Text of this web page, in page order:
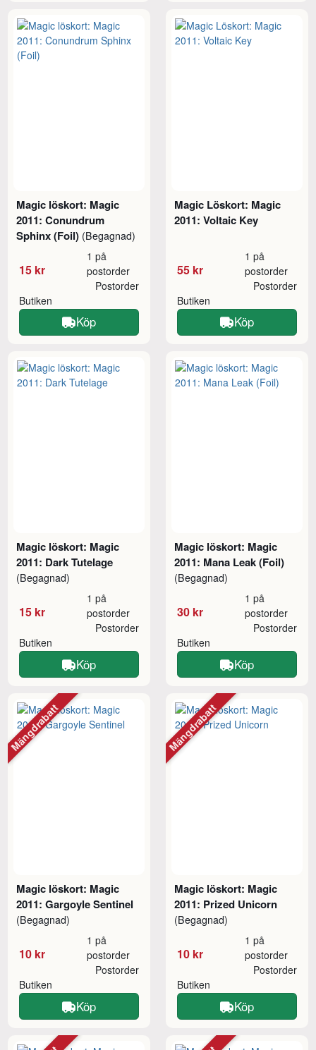
Magic löskort: Magic
2011: Conundrum
Sphinx (Foil) (Begagnad)
15 kr
1 på
postorder
Butiken
Postorder
Köp
Magic Löskort: Magic
2011: Voltaic Key
55 kr
1 på
postorder
Butiken
Postorder
Köp
Magic löskort: Magic
2011: Dark Tutelage
(Begagnad)
15 kr
1 på
postorder
Butiken
Postorder
Köp
Magic löskort: Magic
2011: Mana Leak (Foil)
(Begagnad)
30 kr
1 på
postorder
Butiken
Postorder
Köp
Magic löskort: Magic
2011: Gargoyle Sentinel
(Begagnad)
10 kr
1 på
postorder
Butiken
Postorder
Köp
Mängdrabatt
Magic löskort: Magic
2011: Prized Unicorn
(Begagnad)
10 kr
1 på
postorder
Butiken
Postorder
Köp
Mängdrabatt